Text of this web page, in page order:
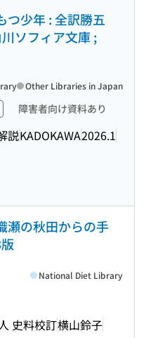
つ少年 : 全訳勝五
ソフィア文庫 ;
障害者向け資料あり
説KADOKAWA2026.1
Other Libraries in Japan
瀬の秋田からの手
史料校訂横山鈴子
National Diet Library